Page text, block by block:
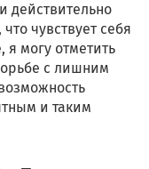
действительно
чувствует себя
я могу отметить
с лишним
и таким